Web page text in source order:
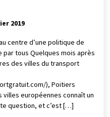
2019
centre d’une politique de
tous Quelques mois après
des villes du transport
), Poitiers
européennes connaît un
question, et c’est […]